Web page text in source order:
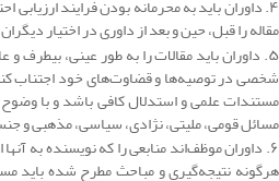
۴. داوران باید به محرمانه بودن فرایند ارزیابی
مقاله را قبل، حین و بعد از داوری در اختیار
۵. داوران باید مقالات را به طور عینی، بیطرف
شخصی در توصیه‌ها و قضاوت‌های خود اجتناب
مستندات علمی و استدلال کافی باشد و با
مسائل قومی، ملیتی، نژادی، سیاسی، مذهبی و
۶. داوران موظف‌اند منابعی را که نویسنده به
هرگونه نتیجه‌گیری و مباحث مطرح شده باید